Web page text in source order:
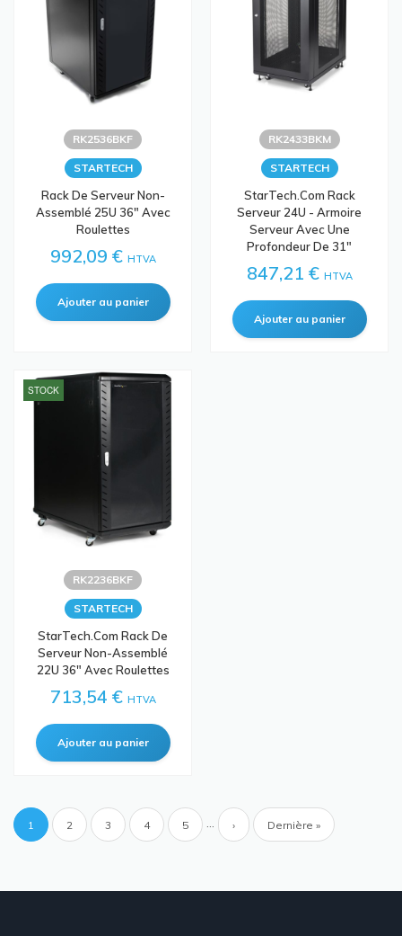
RK2536BKF
STARTECH
Rack De Serveur Non-
Assemblé 25U 36" Avec
Roulettes
992,09 € HTVA
RK2433BKM
STARTECH
StarTech.com Rack
Serveur 24U - Armoire
Serveur Avec Une
Profondeur De 31"
847,21 € HTVA
STOCK
RK2236BKF
STARTECH
StarTech.com Rack De
Serveur Non-Assemblé
22U 36" Avec Roulettes
713,54 € HTVA
Pagination
Page
1 Page
2 Page
3 Page
4 Page
5 … Page
› Dernière
Dernière »